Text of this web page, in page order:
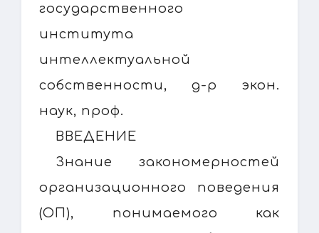
государственного
института
интеллектуальной
собственности, д-р экон.
наук, проф.
ВВЕДЕНИЕ
Знание закономерностей
организационного поведения
(ОП), понимаемого как